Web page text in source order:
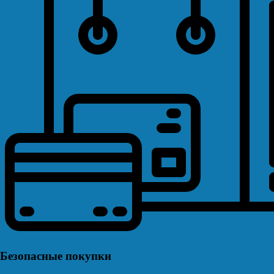
Безопасные покупки